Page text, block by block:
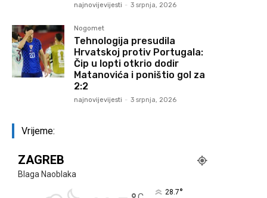
najnovijevijesti - 3 srpnja, 2026
Nogomet
Tehnologija presudila
Hrvatskoj protiv Portugala:
Čip u lopti otkrio dodir
Matanovića i poništio gol za
2:2
najnovijevijesti - 3 srpnja, 2026
Vrijeme:
ZAGREB
Blaga Naoblaka
28.7°